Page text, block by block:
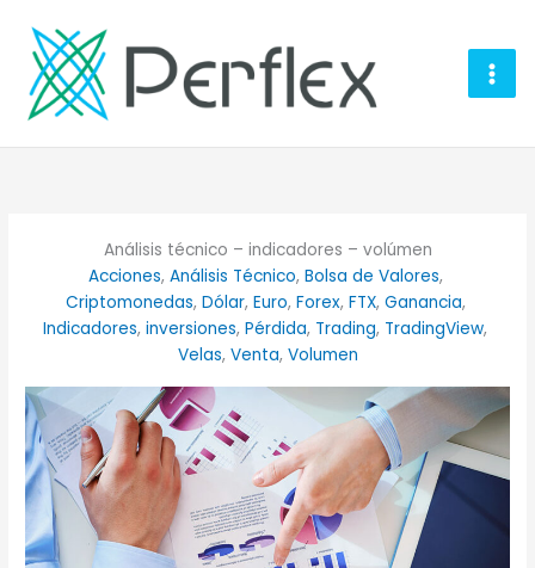
contenido
Análisis técnico – indicadores – volúmen
Acciones, Análisis Técnico, Bolsa de Valores
Criptomonedas, Dólar, Euro, Forex, FTX, Ganancia
Indicadores, inversiones, Pérdida, Trading, TradingView
Velas, Venta, Volumen